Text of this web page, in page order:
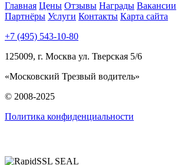
Главная Цены Отзывы Награды Вакансии
Партнёры Услуги Контакты Карта сайта
+7 (495) 543-10-80
125009, г. Москва ул. Тверская 5/6
«Московский Трезвый водитель»
© 2008-2025
Политика конфиденциальности